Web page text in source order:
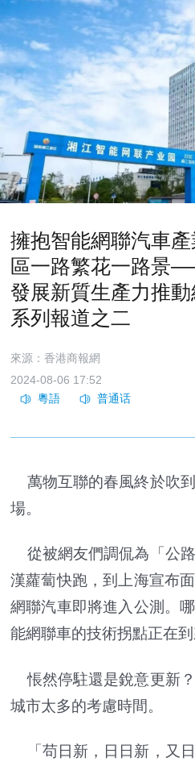
擁抱智能網聯汽車
區一路繁花一路景
發展新質生產力推
系列報道之二
來源：香港商報網
2024-08-06 17:52
萬物互聯的春風終於吹
場。
從被網友們調侃為「公
漢蘿蔔快跑，到上海宣布
網聯汽車即將進入公測。
能網聯車的技術拐點正在到
悵然停駐還是銳意更新
城市太多的考慮時間。
「苟日新，日日新，又日